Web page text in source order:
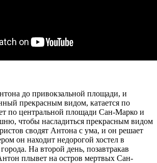
до привокзальной площади, и
прекрасным видом, катается по
по центральной площади Сан-Марко и
чтобы насладиться прекрасным видом
сводят Антона с ума, и он решает
он находит недорогой хостел в
На второй день, позавтракав
плывет на остров мертвых Сан-